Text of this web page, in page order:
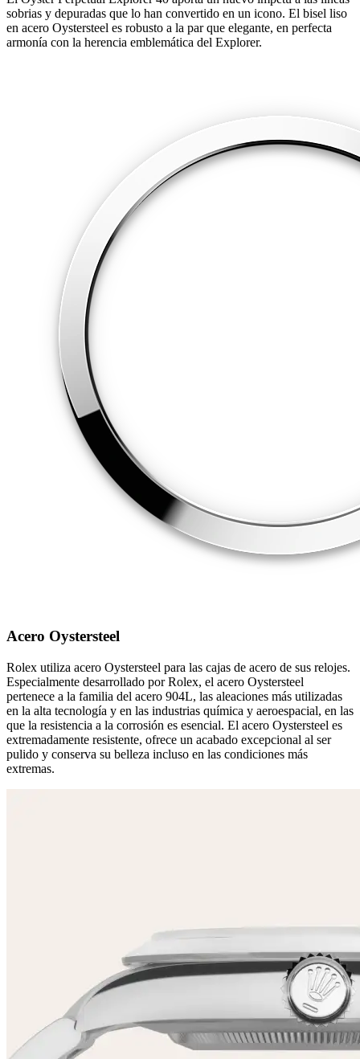
sobrias y depuradas que lo han convertido en un icono. El bisel liso
en acero Oystersteel es robusto a la par que elegante, en perfecta
armonía con la herencia emblemática del Explorer.
Acero Oystersteel
Rolex utiliza acero Oystersteel para las cajas de acero de sus relojes.
Especialmente desarrollado por Rolex, el acero Oystersteel
pertenece a la familia del acero 904L, las aleaciones más utilizadas
en la alta tecnología y en las industrias química y aeroespacial, en las
que la resistencia a la corrosión es esencial. El acero Oystersteel es
extremadamente resistente, ofrece un acabado excepcional al ser
pulido y conserva su belleza incluso en las condiciones más
extremas.